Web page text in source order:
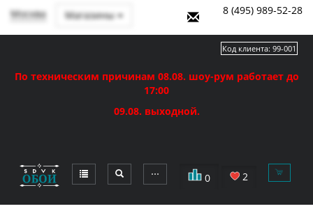
Москва Магазины 8 (495) 989-52-28
По техническим причинам 08.08. шоу-рум работает до
17:00
09.08. выходной.
⋯ 0 2
Код клиента: 99-001